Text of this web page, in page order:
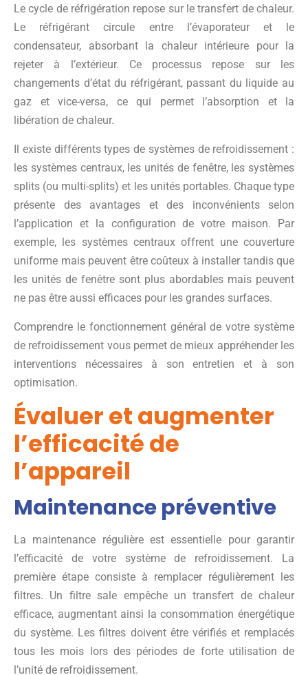
Le cycle de réfrigération repose sur le transfert de chaleur.
Le réfrigérant circule entre l’évaporateur et le
condensateur, absorbant la chaleur intérieure pour la
rejeter à l’extérieur. Ce processus repose sur les
changements d’état du réfrigérant, passant du liquide au
gaz et vice-versa, ce qui permet l’absorption et la
libération de chaleur.
Il existe différents types de systèmes de refroidissement :
les systèmes centraux, les unités de fenêtre, les systèmes
splits (ou multi-splits) et les unités portables. Chaque type
présente des avantages et des inconvénients selon
l’application et la configuration de votre maison. Par
exemple, les systèmes centraux offrent une couverture
uniforme mais peuvent être coûteux à installer tandis que
les unités de fenêtre sont plus abordables mais peuvent
ne pas être aussi efficaces pour les grandes surfaces.
Comprendre le fonctionnement général de votre système
de refroidissement vous permet de mieux appréhender les
interventions nécessaires à son entretien et à son
optimisation.
Évaluer et augmenter
l’efficacité de
l’appareil
Maintenance préventive
La maintenance régulière est essentielle pour garantir
l’efficacité de votre système de refroidissement. La
première étape consiste à remplacer régulièrement les
filtres. Un filtre sale empêche un transfert de chaleur
efficace, augmentant ainsi la consommation énergétique
du système. Les filtres doivent être vérifiés et remplacés
tous les mois lors des périodes de forte utilisation de
l’unité de refroidissement.